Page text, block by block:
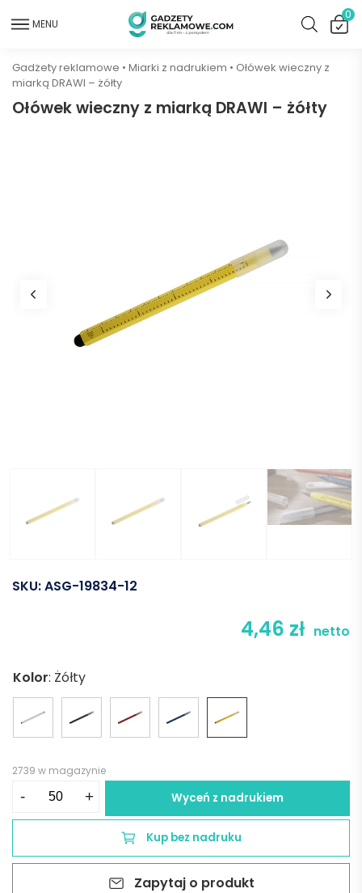
MENU
0
Gadżety reklamowe • Miarki z nadrukiem • Ołówek wieczny z
miarką DRAWI – żółty
Ołówek wieczny z miarką DRAWI – żółty
SKU:ASG-19834-12
4,46 zł netto
Kolor: Żółty
2739 w magazynie
-
miarką
+ Wyceń z nadrukiem
Kup bez nadruku
Zapytaj o produkt